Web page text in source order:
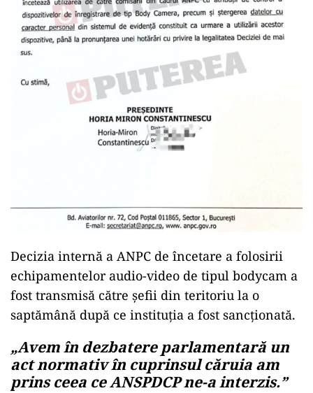
Decizia internă a ANPC de încetare a folosirii
echipamentelor audio-video de tipul bodycam a
fost transmisă către șefii din teritoriu la o
saptămână după ce instituția a fost sancționată.
„Avem în dezbatere parlamentară un
act normativ în cuprinsul căruia am
prins ceea ce ANSPDCP ne-a interzis.”